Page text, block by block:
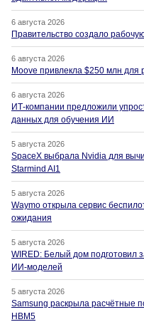
6 августа 2026
Правительство создало
6 августа 2026
Moove привлекла $250 млн для
6 августа 2026
ИТ-компании предложили
данных для обучения ИИ
5 августа 2026
SpaceX выбрала Nvidia для
Starmind AI1
5 августа 2026
Waymo открыла сервис
ожидания
5 августа 2026
WIRED: Белый дом подготовил
ИИ-моделей
5 августа 2026
Samsung раскрыла расчётные
HBM5